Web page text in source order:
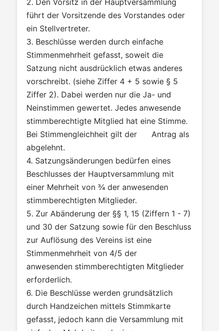
2. Den Vorsitz in der Hauptversammlung
führt der Vorsitzende des Vorstandes oder
ein Stellvertreter.
3. Beschlüsse werden durch einfache
Stimmenmehrheit gefasst, soweit die
Satzung nicht ausdrücklich etwas anderes
vorschreibt. (siehe Ziffer 4 + 5 sowie § 5
Ziffer 2). Dabei werden nur die Ja- und
Neinstimmen gewertet. Jedes anwesende
stimmberechtigte Mitglied hat eine Stimme.
Bei Stimmengleichheit gilt der Antrag als
abgelehnt.
4. Satzungsänderungen bedürfen eines
Beschlusses der Hauptversammlung mit
einer Mehrheit von ¾ der anwesenden
stimmberechtigten Mitglieder.
5. Zur Abänderung der §§ 1, 15 (Ziffern 1 - 7)
und 30 der Satzung sowie für den Beschluss
zur Auflösung des Vereins ist eine
Stimmenmehrheit von 4/5 der
anwesenden stimmberechtigten Mitglieder
erforderlich.
6. Die Beschlüsse werden grundsätzlich
durch Handzeichen mittels Stimmkarte
gefasst, jedoch kann die Versammlung mit